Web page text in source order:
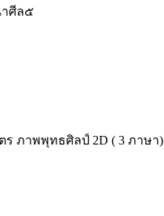
าศีล๕
ภาพพุทธศิลป์ 2D ( 3 ภาษา)